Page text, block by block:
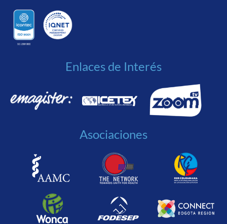
Enlaces de Interés
Asociaciones